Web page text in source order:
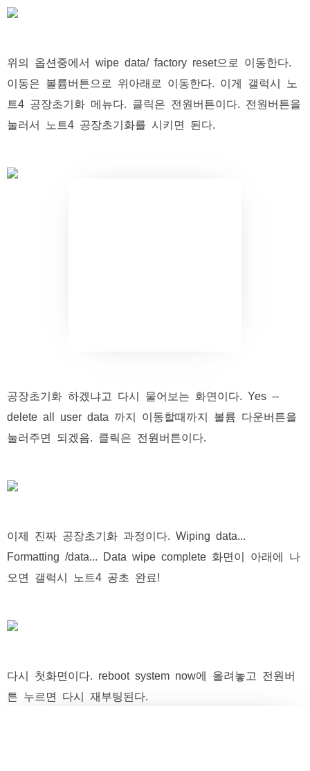
위의 옵션중에서 wipe data/ factory reset으로 이동한다.
이동은 볼륨버튼으로 위아래로 이동한다. 이게 갤럭시 노
트4 공장초기화 메뉴다. 클릭은 전원버튼이다. 전원버튼을
눌러서 노트4 공장초기화를 시키면 된다.
공장초기화 하겠냐고 다시 물어보는 화면이다. Yes --
delete all user data 까지 이동할때까지 볼륨 다운버튼을
눌러주면 되겠음. 클릭은 전원버튼이다.
이제 진짜 공장초기화 과정이다. Wiping data...
Formatting /data... Data wipe complete 화면이 아래에 나
오면 갤럭시 노트4 공초 완료!
다시 첫화면이다. reboot system now에 올려놓고 전원버
튼 누르면 다시 재부팅된다.